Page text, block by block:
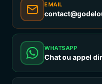
EMAIL
WHATSAPP
Chat ou appel